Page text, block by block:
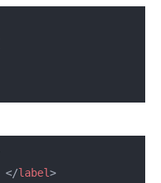
</label>